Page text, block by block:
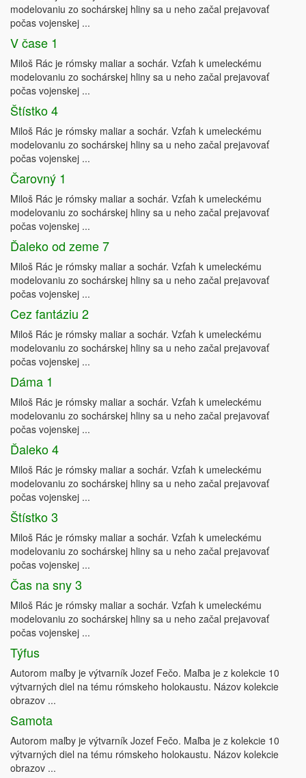
modelovaniu zo sochárskej hliny sa u neho začal prejavovať
počas vojenskej ...
V čase 1
Miloš Rác je rómsky maliar a sochár. Vzťah k umeleckému
modelovaniu zo sochárskej hliny sa u neho začal prejavovať
počas vojenskej ...
Štístko 4
Miloš Rác je rómsky maliar a sochár. Vzťah k umeleckému
modelovaniu zo sochárskej hliny sa u neho začal prejavovať
počas vojenskej ...
Čarovný 1
Miloš Rác je rómsky maliar a sochár. Vzťah k umeleckému
modelovaniu zo sochárskej hliny sa u neho začal prejavovať
počas vojenskej ...
Ďaleko od zeme 7
Miloš Rác je rómsky maliar a sochár. Vzťah k umeleckému
modelovaniu zo sochárskej hliny sa u neho začal prejavovať
počas vojenskej ...
Cez fantáziu 2
Miloš Rác je rómsky maliar a sochár. Vzťah k umeleckému
modelovaniu zo sochárskej hliny sa u neho začal prejavovať
počas vojenskej ...
Dáma 1
Miloš Rác je rómsky maliar a sochár. Vzťah k umeleckému
modelovaniu zo sochárskej hliny sa u neho začal prejavovať
počas vojenskej ...
Ďaleko 4
Miloš Rác je rómsky maliar a sochár. Vzťah k umeleckému
modelovaniu zo sochárskej hliny sa u neho začal prejavovať
počas vojenskej ...
Štístko 3
Miloš Rác je rómsky maliar a sochár. Vzťah k umeleckému
modelovaniu zo sochárskej hliny sa u neho začal prejavovať
počas vojenskej ...
Čas na sny 3
Miloš Rác je rómsky maliar a sochár. Vzťah k umeleckému
modelovaniu zo sochárskej hliny sa u neho začal prejavovať
počas vojenskej ...
Týfus
Autorom maľby je výtvarník Jozef Fečo. Maľba je z kolekcie 10
výtvarných diel na tému rómskeho holokaustu. Názov kolekcie
obrazov ...
Samota
Autorom maľby je výtvarník Jozef Fečo. Maľba je z kolekcie 10
výtvarných diel na tému rómskeho holokaustu. Názov kolekcie
obrazov ...